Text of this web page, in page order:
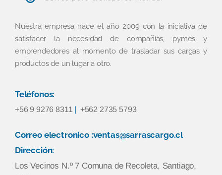
Nuestra empresa nace el año 2009 con la iniciativa de
satisfacer la necesidad de compañías, pymes y
emprendedores al momento de trasladar sus cargas y
productos de un lugar a otro.
Teléfonos:
+56 9 9276 8311 | +562 2735 5793
Correo electronico :ventas@sarrascargo.cl
Dirección:
Los Vecinos N.º 7 Comuna de Recoleta, Santiago,